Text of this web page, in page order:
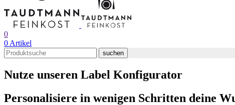
0
0 Artikel
suchen
Nutze unseren Label Konfigurator
Personalisiere in wenigen Schritten deine